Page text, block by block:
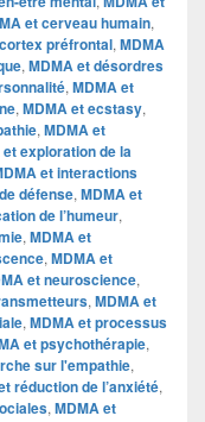
et cerveau humain,
préfrontal, MDMA
, MDMA et désordres
, MDMA et
, MDMA et ecstasy,
, MDMA et
et exploration de la
et interactions
défense, MDMA et
de l’humeur,
, MDMA et
, MDMA et
et neuroscience,
, MDMA et
, MDMA et processus
et psychothérapie,
sur l'empathie,
réduction de l’anxiété,
, MDMA et